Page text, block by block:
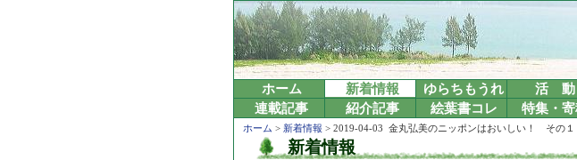
ホーム 新着情報 ゆらちもうれ 活 動
連載記事
紹介記事 絵葉書コレ 特集・
ホーム > 新着情報 > 2019-04-03 金丸弘美のニッポンはおいしい！ その
新着情報